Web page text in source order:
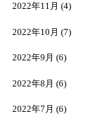
2022年11月 (4)
2022年10月 (7)
2022年9月 (6)
2022年8月 (6)
2022年7月 (6)